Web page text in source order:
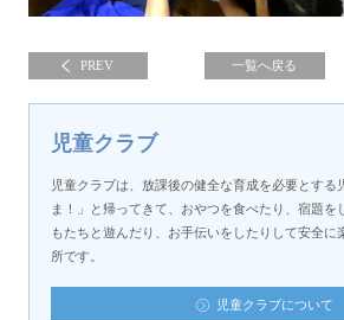
PREV 一覧へ戻る
児童クラブ
児童クラブは、放課後の健全な育成を必要とする
ま！」と帰ってきて、おやつを食べたり、宿題を
もたちと遊んだり、お手伝いをしたりして安全
所です。
児童クラブについて